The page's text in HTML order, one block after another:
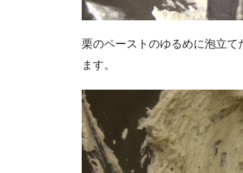
栗のペーストのゆるめに泡立
ます。